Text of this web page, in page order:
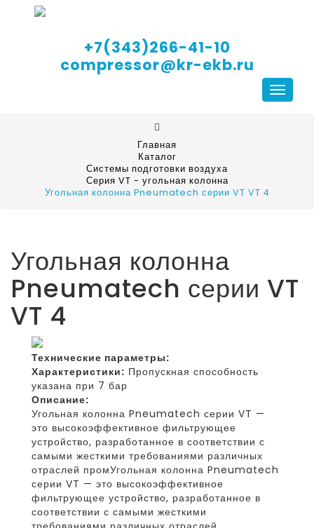
+7(343)266-41-10
compressor@kr-ekb.ru
Главная
Каталог
Системы подготовки воздуха
Серия VT - угольная колонна
Угольная колонна Pneumatech серии VT VT 4
Угольная колонна
Pneumatech серии VT
VT 4
Технические параметры:
Характеристики: Пропускная способность
указана при 7 бар
Описание:
Угольная колонна Pneumatech серии VT —
это высокоэффективное фильтрующее
устройство, разработанное в соответствии с
самыми жесткими требованиями различных
отраслей промУгольная колонна Pneumatech
серии VT — это высокоэффективное
фильтрующее устройство, разработанное в
соответствии с самыми жесткими